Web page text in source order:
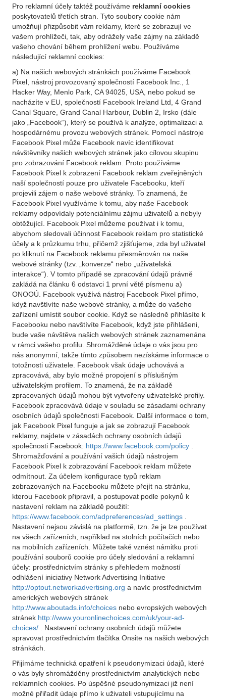
Pro reklamní účely taktéž používáme reklamní cookies
poskytovatelů třetích stran. Tyto soubory cookie nám
umožňují přizpůsobit vám reklamy, které se zobrazují ve
vašem prohlížeči, tak, aby odrážely vaše zájmy na základě
vašeho chování během prohlížení webu. Používáme
následující reklamní cookies:
a) Na našich webových stránkách používáme Facebook
Pixel, nástroj provozovaný společností Facebook Inc., 1
Hacker Way, Menlo Park, CA 94025, USA, nebo pokud se
nacházíte v EU, společností Facebook Ireland Ltd, 4 Grand
Canal Square, Grand Canal Harbour, Dublin 2, Irsko (dále
jako „Facebook“), který se používá k analýze, optimalizaci a
hospodárnému provozu webových stránek. Pomocí nástroje
Facebook Pixel může Facebook navíc identifikovat
návštěvníky našich webových stránek jako cílovou skupinu
pro zobrazování Facebook reklam. Proto používáme
Facebook Pixel k zobrazení Facebook reklam zveřejněných
naší společností pouze pro uživatele Facebooku, kteří
projevili zájem o naše webové stránky. To znamená, že
Facebook Pixel využíváme k tomu, aby naše Facebook
reklamy odpovídaly potenciálnímu zájmu uživatelů a nebyly
obtěžující. Facebook Pixel můžeme používat i k tomu,
abychom sledovali účinnost Facebook reklam pro statistické
účely a k průzkumu trhu, přičemž zjišťujeme, zda byl uživatel
po kliknutí na Facebook reklamu přesměrován na naše
webové stránky (tzv. „konverze“ nebo „uživatelská
interakce“). V tomto případě se zpracování údajů právně
zakládá na článku 6 odstavci 1 první větě písmenu a)
ONOOÚ. Facebook využívá nástroj Facebook Pixel přímo,
když navštívíte naše webové stránky, a může do vašeho
zařízení umístit soubor cookie. Když se následně přihlásíte k
Facebooku nebo navštívíte Facebook, když jste přihlášeni,
bude vaše návštěva našich webových stránek zaznamenána
v rámci vašeho profilu. Shromážděné údaje o vás jsou pro
nás anonymní, takže tímto způsobem nezískáme informace o
totožnosti uživatele. Facebook však údaje uchovává a
zpracovává, aby bylo možné propojení s příslušným
uživatelským profilem. To znamená, že na základě
zpracovaných údajů mohou být vytvořeny uživatelské profily.
Facebook zpracovává údaje v souladu se zásadami ochrany
osobních údajů společnosti Facebook. Další informace o tom,
jak Facebook Pixel funguje a jak se zobrazují Facebook
reklamy, najdete v zásadách ochrany osobních údajů
společnosti Facebook: https://www.facebook.com/policy
Shromažďování a používání vašich údajů nástrojem
Facebook Pixel k zobrazování Facebook reklam můžete
odmítnout. Za účelem konfigurace typů reklam
zobrazovaných na Facebooku můžete přejít na stránku,
kterou Facebook připravil, a postupovat podle pokynů k
nastavení reklam na základě použití:
https://www.facebook.com/adpreferences/ad_settings
Nastavení nejsou závislá na platformě, tzn. že je lze používat
na všech zařízeních, například na stolních počítačích nebo
na mobilních zařízeních. Můžete také vznést námitku proti
používání souborů cookie pro účely sledování a reklamní
účely: prostřednictvím stránky s přehledem možností
odhlášení iniciativy Network Advertising Initiative
http://optout.networkadvertising.org a navíc prostřednictvím
amerických webových stránek
http://www.aboutads.info/choices nebo evropských webových
stránek http://www.youronlinechoices.com/uk/your-ad-
choices/
. Nastavení ochrany osobních údajů můžete
spravovat prostřednictvím tlačítka Onsite na našich webových
stránkách.
Přijímáme technická opatření k pseudonymizaci údajů, které
o vás byly shromážděny prostřednictvím analytických nebo
reklamních cookies. Po úspěšné pseudonymizaci již není
možné přiřadit údaje přímo k uživateli vstupujícímu na